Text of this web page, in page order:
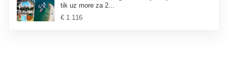
tik uz more za 2...
€ 1.116